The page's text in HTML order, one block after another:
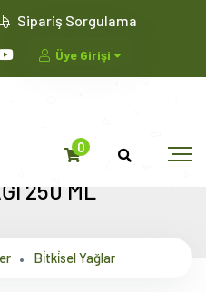
Sipariş Sorgulama
Üye Girişi
0
250 ML
Bi̇tki̇sel Yağlar